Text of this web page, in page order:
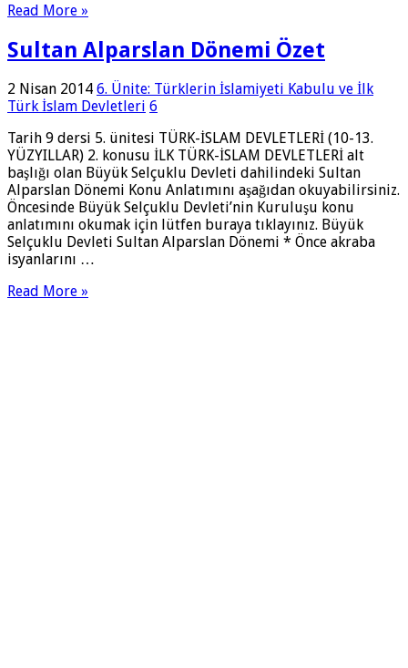
Read More »
Sultan Alparslan Dönemi Özet
2 Nisan 2014 6. Ünite: Türklerin İslamiyeti Kabulu ve İlk
Türk İslam Devletleri 6
Tarih 9 dersi 5. ünitesi TÜRK-İSLAM DEVLETLERİ (10-13.
YÜZYILLAR) 2. konusu İLK TÜRK-İSLAM DEVLETLERİ alt
başlığı olan Büyük Selçuklu Devleti dahilindeki Sultan
Alparslan Dönemi Konu Anlatımını aşağıdan okuyabilirsiniz.
Öncesinde Büyük Selçuklu Devleti’nin Kuruluşu konu
anlatımını okumak için lütfen buraya tıklayınız. Büyük
Selçuklu Devleti Sultan Alparslan Dönemi * Önce akraba
isyanlarını …
Read More »